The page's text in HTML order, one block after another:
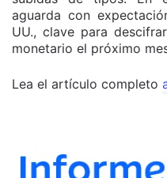
aguarda con
UU., clave para
monetario el próximo
Lea el artículo completo